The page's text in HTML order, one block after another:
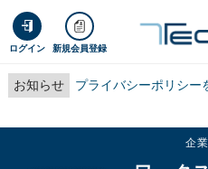
ログイン 新規会員登録
お知らせ プライバシーポリシー
企